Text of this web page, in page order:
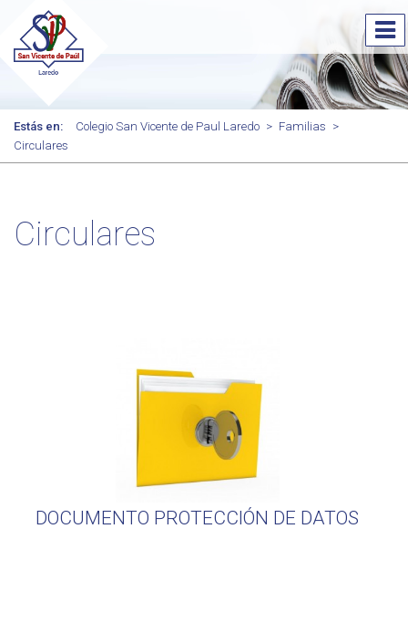
Estás en: Colegio San Vicente de Paul Laredo > Familias >
Circulares
Circulares
DOCUMENTO PROTECCIÓN DE DATOS